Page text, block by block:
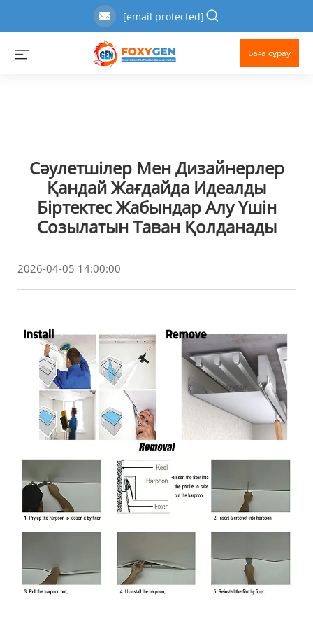
[email protected]
Баға сұрау
Сәулетшілер Мен Дизайнерлер
Қандай Жағдайда Идеалды
Біртектес Жабындар Алу Үшін
Созылатын Таван Қолданады
2026-04-05 14:00:00